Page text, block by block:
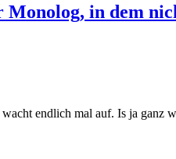
in dem
endlich mal auf. Is ja ganz